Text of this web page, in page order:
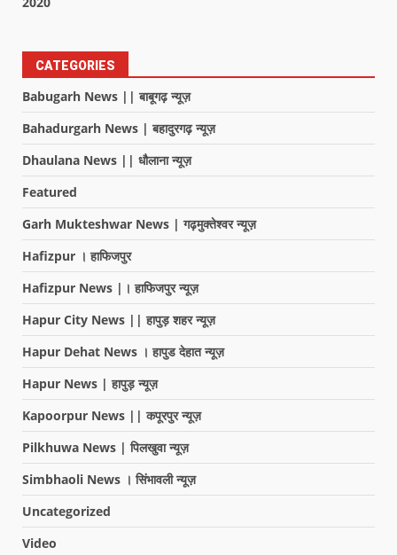
CATEGORIES
Babugarh News || बाबूगढ़ न्यूज़
Bahadurgarh News | बहादुरगढ़ न्यूज़
Dhaulana News || धौलाना न्यूज़
Featured
Garh Mukteshwar News | गढ़मुक्तेश्वर न्यूज़
Hafizpur । हाफिजपुर
Hafizpur News |। हाफिजपुर न्यूज़
Hapur City News || हापुड़ शहर न्यूज़
Hapur Dehat News । हापुड देहात न्यूज़
Hapur News | हापुड़ न्यूज़
Kapoorpur News || कपूरपुर न्यूज़
Pilkhuwa News | पिलखुवा न्यूज़
Simbhaoli News । सिंभावली न्यूज़
Uncategorized
Video